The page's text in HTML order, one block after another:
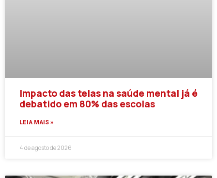
Impacto das telas na saúde mental já é
debatido em 80% das escolas
LEIA MAIS »
4 de agosto de 2026